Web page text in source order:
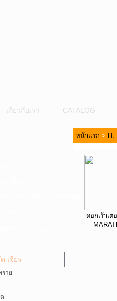
เกี่ยวกับเรา CATALOG
เจียร
ราย
หน้าแรก >
ดอกเร้าเต